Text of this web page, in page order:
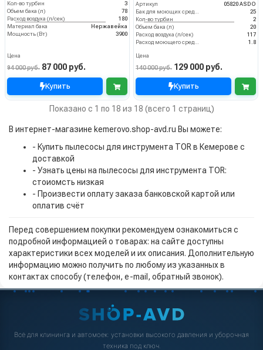
Кол-во турбин
3
Объем бака (л)
78
Расход воздуха (л/сек)
180
Материал бака
Нержавейка
Мощность (Вт)
3900
Цена
94 000 руб. 87 000 руб.
Купить
Артикул
05820 ASDO
Бак для моющих средств
25
Кол-во турбин
2
Объем бака (л)
20
Расход воздуха (л/сек)
117
Расход моющего средства
1.8
Цена
140 000 руб. 129 000 руб.
Купить
Показано с 1 по 18 из 18 (всего 1 страниц)
В интернет-магазине kemerovo.shop-avd.ru Вы можете:
- Купить пылесосы для инструмента TOR в Кемерове с
доставкой
- Узнать цены на пылесосы для инструмента TOR:
стоиомсть низкая
- Произвести оплату заказа банковской картой или
оплатив счёт
Перед совершением покупки рекомендуем ознакомиться с
подробной информацией о товарах: на сайте доступны
характеристики всех моделей и их описания. Дополнительную
информацию можно получить по любому из указанных в
контактах способу (телефон, e-mail, обратный звонок).
Всё для клининга и автомоек: установки высокого давления и уборочная
техника под ключ.